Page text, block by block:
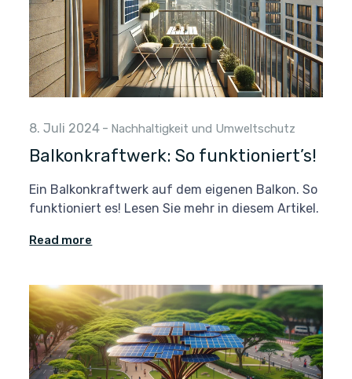
8. Juli 2024 - Nachhaltigkeit und Umweltschutz
Balkonkraftwerk: So funktioniert’s!
Ein Balkonkraftwerk auf dem eigenen Balkon. So
funktioniert es! Lesen Sie mehr in diesem Artikel.
Read more